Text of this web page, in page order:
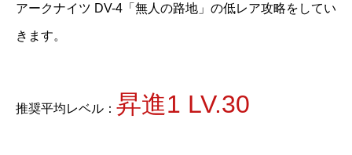
アークナイツ DV-4「無人の路地」の低レア攻略をしてい
きます。
推奨平均レベル： 昇進1 LV.30